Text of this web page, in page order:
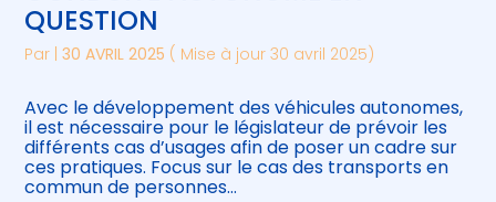
QUESTION
Par |30 AVRIL 2025 ( Mise à jour 30 avril 2025)
Avec le développement des véhicules autonomes,
il est nécessaire pour le législateur de prévoir les
différents cas d’usages afin de poser un cadre sur
ces pratiques. Focus sur le cas des transports en
commun de personnes…